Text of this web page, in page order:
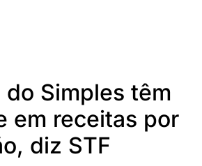
do Simples têm
em receitas por
diz STF